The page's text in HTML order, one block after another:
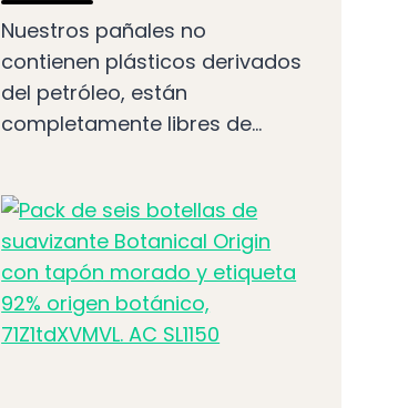
Nuestros pañales no
contienen plásticos derivados
del petróleo, están
completamente libres de...